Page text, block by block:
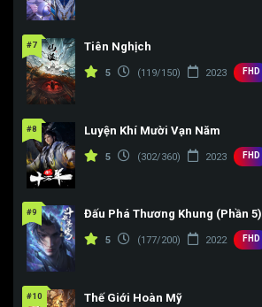
#7 Tiên Nghịch
5 (119/150) 2023 FHD
#8 Luyện Khí Mười Vạn Năm
5 (302/360) 2023 FHD
#9 Đấu Phá Thương Khung (Phần 5)
5 (177/200) 2022 FHD
#10 Thế Giới Hoàn Mỹ